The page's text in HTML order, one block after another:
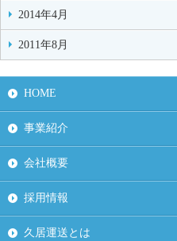
2014年4月
2011年8月
HOME
事業紹介
会社概要
採用情報
久居運送とは